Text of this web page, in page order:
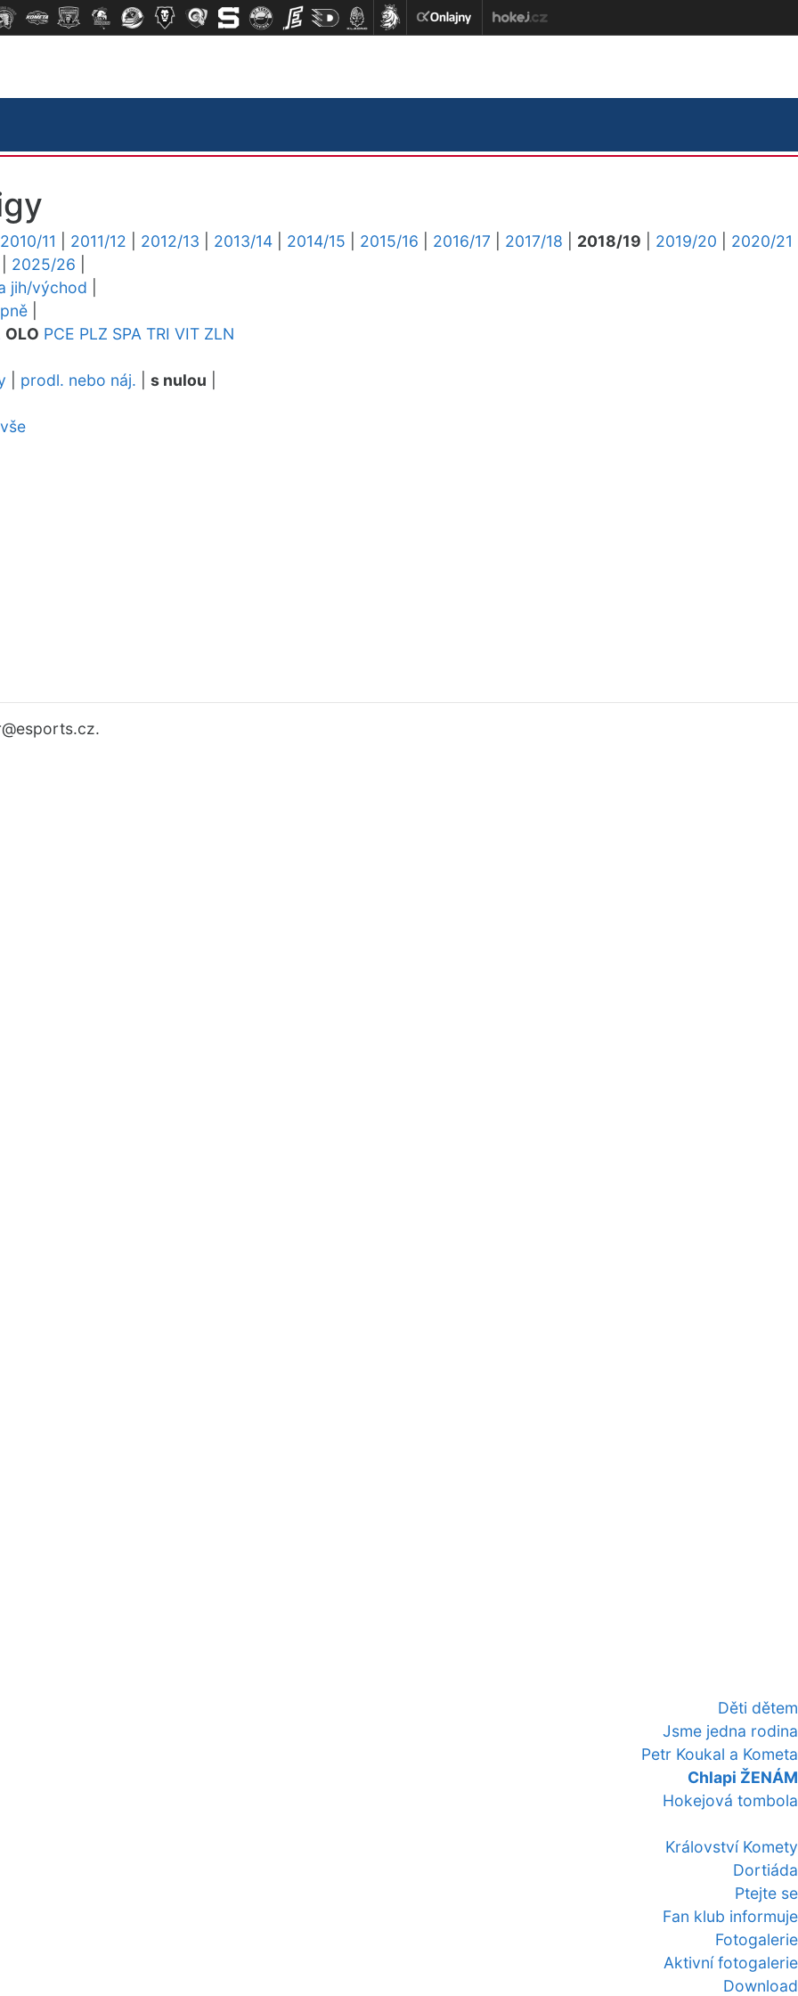
Děti dětem
Jsme jedna rodina
Petr Koukal a Kometa
Chlapi ŽENÁM
Hokejová tombola
Království Komety
Dortiáda
Ptejte se
Fan klub informuje
Fotogalerie
Aktivní fotogalerie
Download
2010/11 2011/12 2012/13 2013/14 2014/15 2015/16 2016/17 2017/18 2018/19 2019/20
2020/21
2025/26
jih/východ
OLO PCE PLZ SPA TRI VIT ZLN
prodl. nebo náj. s nulou
@esports.cz.